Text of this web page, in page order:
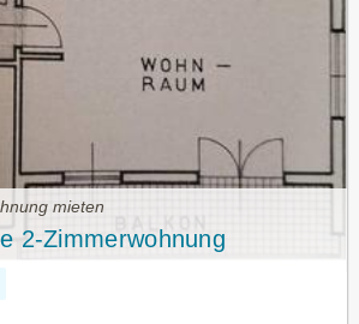
mieten
2-Zimmerwohnung